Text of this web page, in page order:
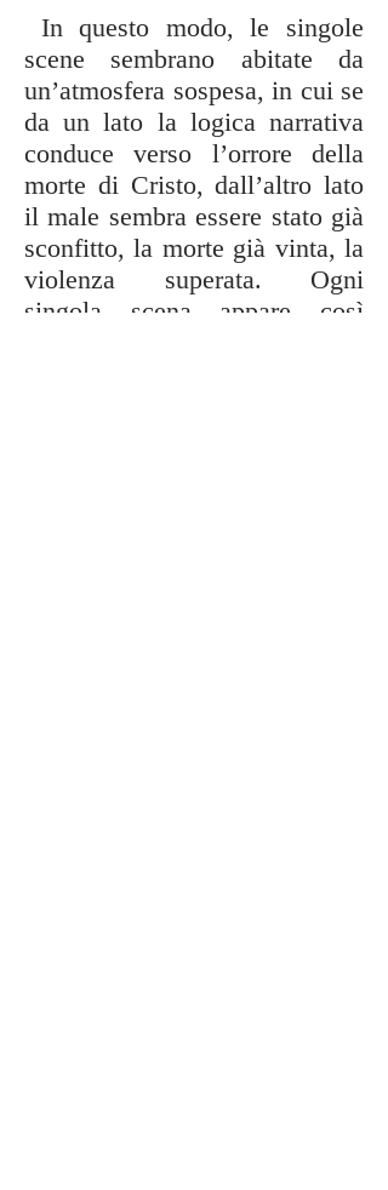
In questo modo, le singole
scene sembrano abitate da
un’atmosfera sospesa, in cui se
da un lato la logica narrativa
conduce verso l’orrore della
morte di Cristo, dall’altro lato
il male sembra essere stato già
sconfitto, la morte già vinta, la
violenza superata. Ogni
singola scena appare così